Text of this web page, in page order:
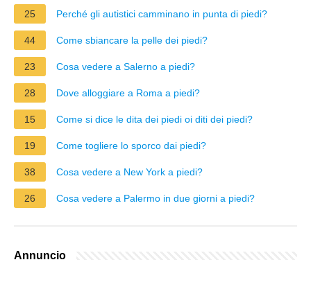
25 Perché gli autistici camminano in punta di piedi?
44 Come sbiancare la pelle dei piedi?
23 Cosa vedere a Salerno a piedi?
28 Dove alloggiare a Roma a piedi?
15 Come si dice le dita dei piedi oi diti dei piedi?
19 Come togliere lo sporco dai piedi?
38 Cosa vedere a New York a piedi?
26 Cosa vedere a Palermo in due giorni a piedi?
Annuncio